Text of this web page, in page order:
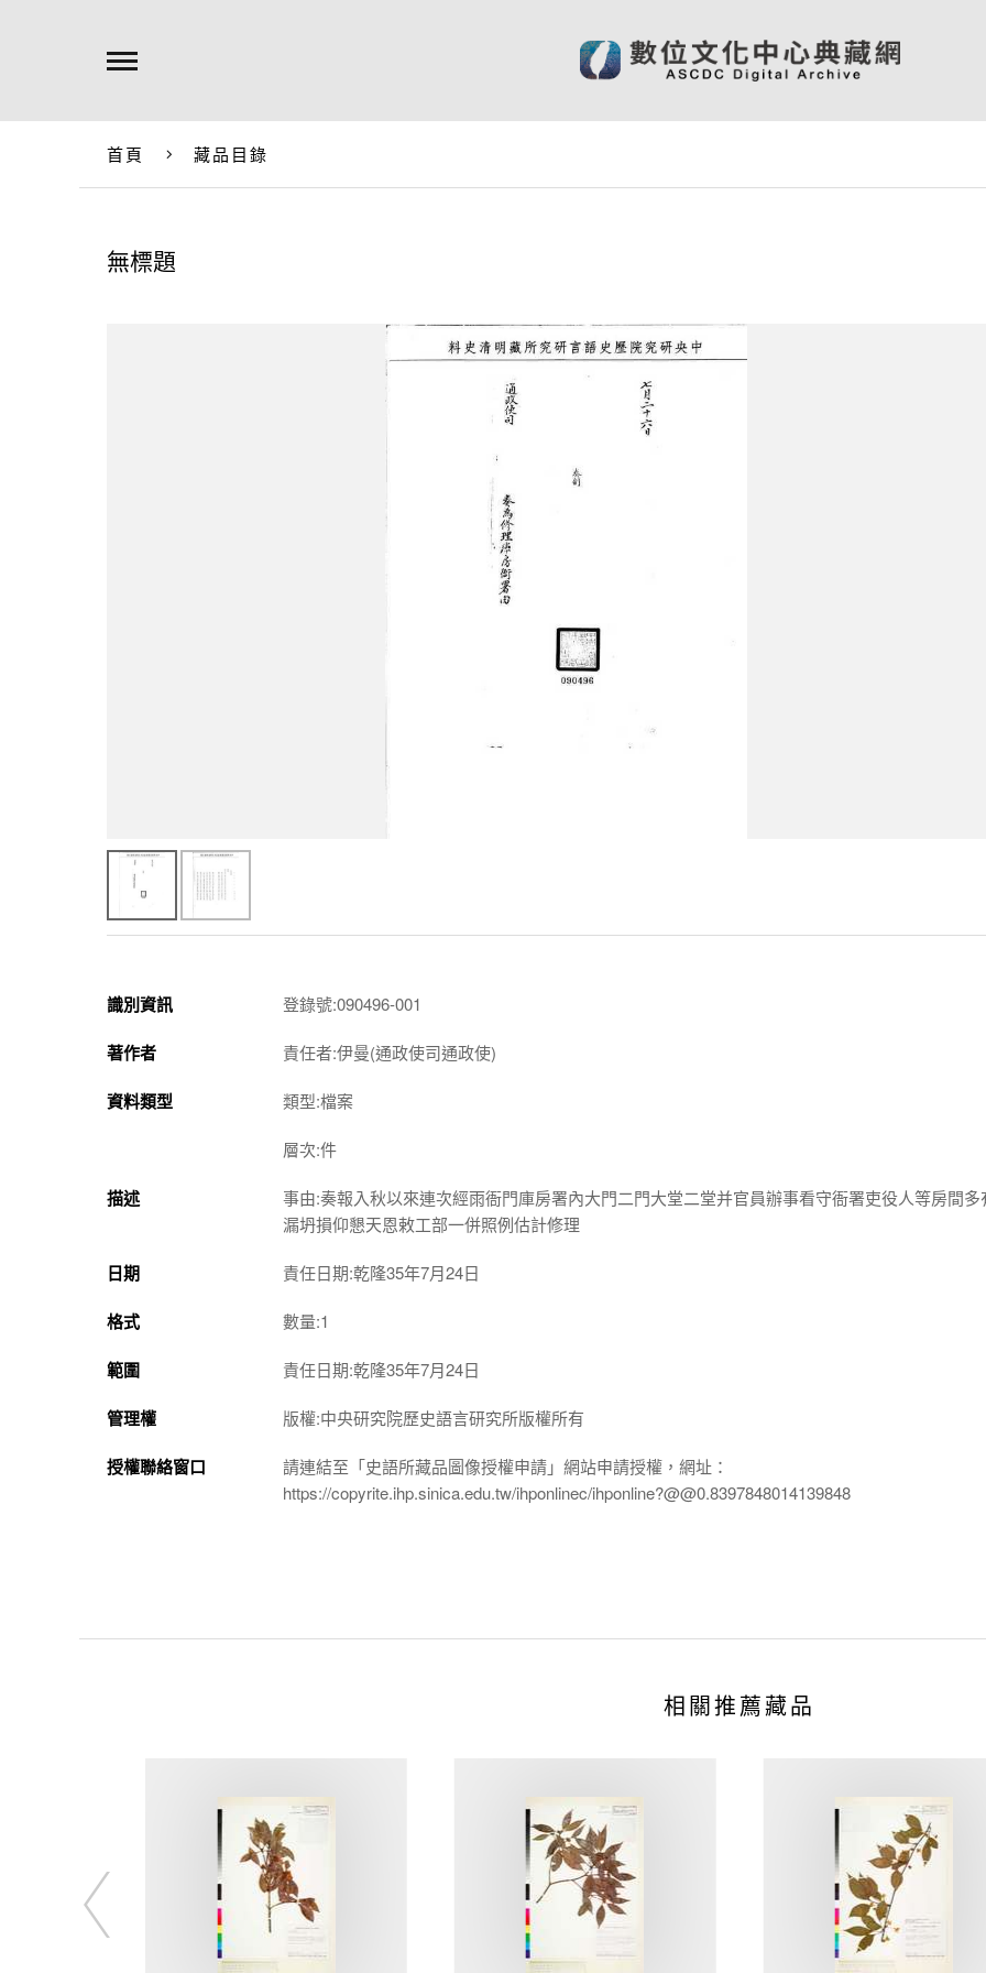
首頁 藏品目錄
無標題
識別資訊 登錄號:090496-001
著作者 責任者:伊曼(通政使司通政使)
資料類型 類型:檔案
層次:件
描述
事由:奏報入秋以來連次經雨衙門庫房署內大門二門大堂二堂并官員辦事看守衙署吏役人等房間多
漏坍損仰懇天恩敕工部一併照例估計修理
日期 責任日期:乾隆35年7月24日
格式 數量:1
範圍 責任日期:乾隆35年7月24日
管理權 版權:中央研究院歷史語言研究所版權所有
授權聯絡窗口
請連結至「史語所藏品圖像授權申請」網站申請授權，網址：
https://copyrite.ihp.sinica.edu.tw/ihponlinec/ihponline?@@0.8397848014139848
相關推薦藏品